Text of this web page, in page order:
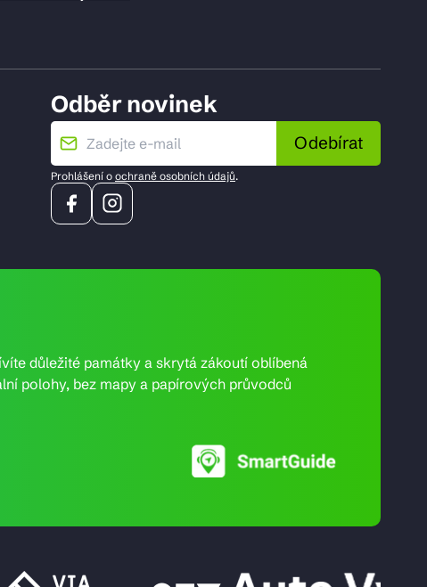
Odběr novinek
Odebírat
Prohlášení o ochraně osobních údajů.
důležité památky a skrytá zákoutí oblíbená
polohy, bez mapy a papírových průvodců